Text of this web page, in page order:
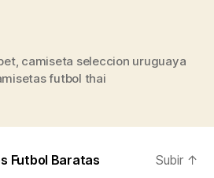
, camiseta seleccion uruguaya
futbol thai
Futbol Baratas Subir ↑